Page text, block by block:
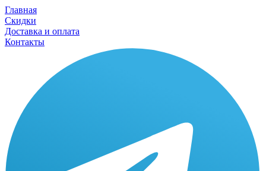
Главная
Скидки
Доставка и оплата
Контакты